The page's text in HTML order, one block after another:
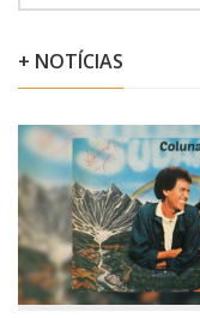
+ NOTÍCIAS